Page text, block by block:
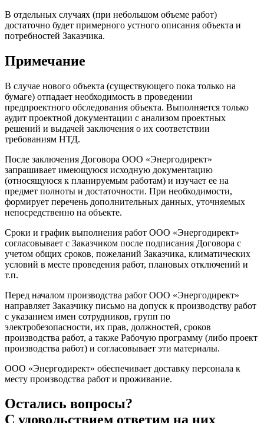
В отдельных случаях (при небольшом объеме работ)
достаточно будет примерного устного описания объекта и
потребностей Заказчика.
Примечание
В случае нового объекта (существующего пока только на
бумаге) отпадает необходимость в проведении
предпроектного обследования объекта. Выполняется только
аудит проектной документации с анализом проектных
решений и выдачей заключения о их соответствии
требованиям НТД.
После заключения Договора ООО «Энергодирект»
запрашивает имеющуюся исходную документацию
(относящуюся к планируемым работам) и изучает ее на
предмет полноты и достаточности. При необходимости,
формирует перечень дополнительных данных, уточняемых
непосредственно на объекте.
Сроки и график выполнения работ ООО «Энергодирект»
согласовывает с Заказчиком после подписания Договора с
учетом общих сроков, пожеланий Заказчика, климатических
условий в месте проведения работ, плановых отключений и
т.п.
Перед началом производства работ ООО «Энергодирект»
направляет Заказчику письмо на допуск к производству работ
с указанием имен сотрудников, групп по
электробезопасности, их прав, должностей, сроков
производства работ, а также Рабочую программу (либо проект
производства работ) и согласовывает эти материалы.
ООО «Энергодирект» обеспечивает доставку персонала к
месту производства работ и проживание.
Остались вопросы?
С удовольствием ответим на них